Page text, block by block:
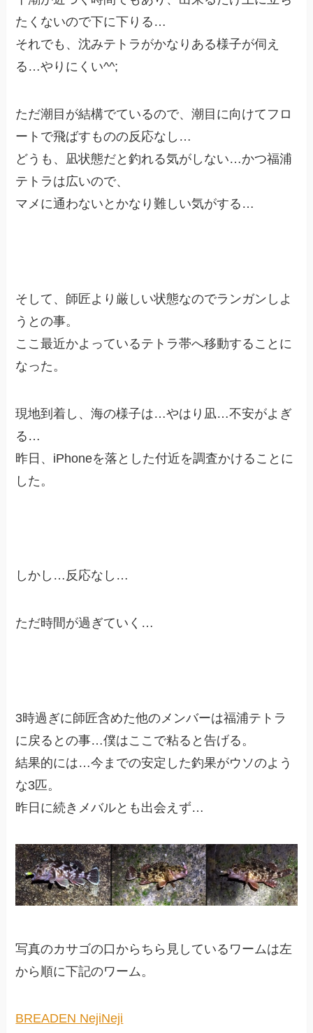
たくないので下に下りる…
それでも、沈みテトラがかなりある様子が伺え
る…やりにくい^^;
ただ潮目が結構でているので、潮目に向けてフロ
ートで飛ばすものの反応なし…
どうも、凪状態だと釣れる気がしない…かつ福浦
テトラは広いので、
マメに通わないとかなり難しい気がする…
そして、師匠より厳しい状態なのでランガンしよ
うとの事。
ここ最近かよっているテトラ帯へ移動することに
なった。
現地到着し、海の様子は…やはり凪…不安がよぎ
る…
昨日、iPhoneを落とした付近を調査かけることに
した。
しかし…反応なし…
ただ時間が過ぎていく…
3時過ぎに師匠含めた他のメンバーは福浦テトラ
に戻るとの事…僕はここで粘ると告げる。
結果的には…今までの安定した釣果がウソのよう
な3匹。
昨日に続きメバルとも出会えず…
写真のカサゴの口からちら見しているワームは左
から順に下記のワーム。
BREADEN NejiNeji